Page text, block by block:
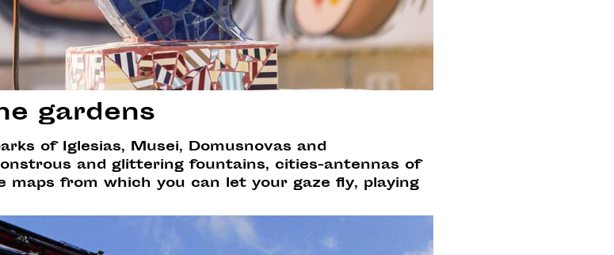
gardens
of Iglesias, Musei, Domusnovas and
and glittering fountains, cities-antennas of
maps from which you can let your gaze fly, playing